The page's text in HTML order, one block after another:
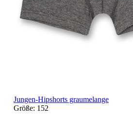
Jungen-Hipshorts graumelange
Größe: 152